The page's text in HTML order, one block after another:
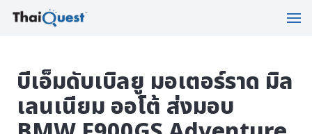
บีเอ็มดับเบิลยู มอเตอร์ราด มิล
เลนเนียม ออโต้ ส่งมอบ